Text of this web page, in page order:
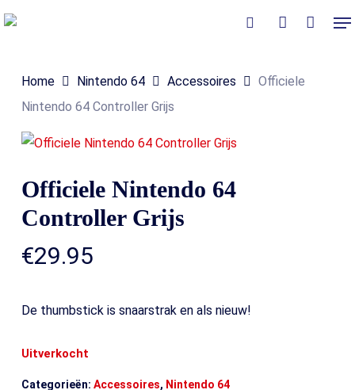
Skip
content
Home Nintendo 64 Accessoires
Officiele
Nintendo 64 Controller Grijs
Officiele Nintendo 64
Controller Grijs
€29.95
De thumbstick is snaarstrak en als nieuw!
Uitverkocht
Categorieën: Accessoires, Nintendo 64